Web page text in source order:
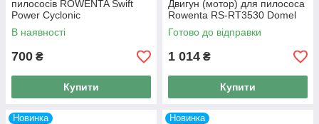
пилососів ROWENTA Swift
Power Cyclonic
В наявності
700 ₴
Купити
Двигун (мотор) для пилососа
Rowenta RS-RT3530 Domel
Готово до відправки
1 014 ₴
Купити
Новинка Новинка